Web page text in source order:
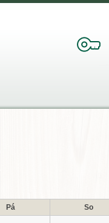
Pá So